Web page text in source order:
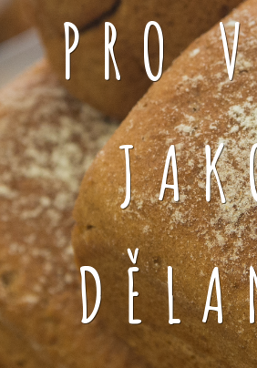
PRO